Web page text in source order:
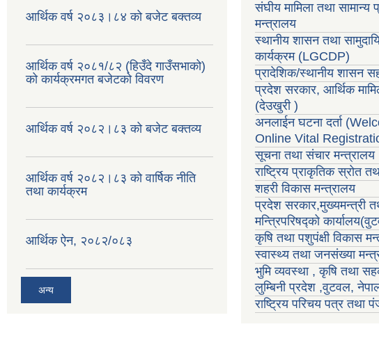
आर्थिक वर्ष २०८३।८४ को बजेट बक्तव्य
आर्थिक वर्ष २०८१/८२ (हिउँदे गाउँसभाको)
को कार्यक्रमगत बजेटको विवरण
आर्थिक वर्ष २०८२।८३ को बजेट बक्तव्य
आर्थिक वर्ष २०८२।८३ को वार्षिक नीति
तथा कार्यक्रम
आर्थिक ऐन, २०८२/०८३
अन्य
संघीय मामिला तथा सामान्य
मन्त्रालय
स्थानीय शासन तथा
कार्यक्रम (LGCDP)
प्रादेशिक/स्थानीय शासन
प्रदेश सरकार, आर्थिक
(देउखुरी )
अनलाईन घटना दर्ता
Online Vital
सूचना तथा संचार मन्त्रालय
राष्ट्रिय प्राकृतिक स्रोत
शहरी विकास मन्त्रालय
प्रदेश सरकार,मुख्यमन्त्री
मन्त्रिपरिषद्को
कृषि तथा पशुपंक्षी विकास
स्वास्थ्य तथा जनसंख्या
भुमि व्यवस्था , कृषि तथा
लुम्बिनी प्रदेश ,वुटवल,
राष्ट्रिय परिचय पत्र तथा